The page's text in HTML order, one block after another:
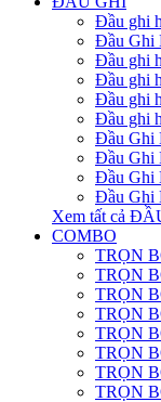
Đầu ghi
Đầu Ghi
Đầu ghi
Đầu ghi
Đầu ghi
Đầu ghi
Đầu Ghi
Đầu Ghi
Đầu Ghi
Đầu Ghi
Xem tất cả
COMBO
TRỌN
TRỌN
TRỌN
TRỌN
TRỌN
TRỌN
TRỌN
TRỌN